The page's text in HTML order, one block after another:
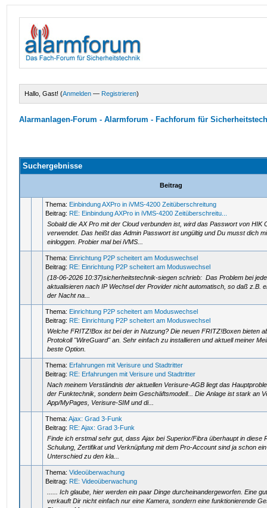
Hallo, Gast! (Anmelden — Registrieren)
Alarmanlagen-Forum - Alarmforum - Fachforum für
Suchergebnisse
Beitrag
Thema: Einbindung AXPro in iVMS-4200 Zeitüberschreitung
Beitrag: RE: Einbindung AXPro in iVMS-4200 Zeitüberschreitu...
Sobald die AX Pro mit der Cloud verbunden ist, wird das Passwort von HIK
verwendet. Das heißt das Admin Passwort ist ungültig und Du musst dich
einloggen. Probier mal bei iVMS...
Thema: Einrichtung P2P scheitert am Moduswechsel
Beitrag: RE: Einrichtung P2P scheitert am Moduswechsel
(18-06-2026 10:37)sicherheitstechnik-siegen schrieb: Das Problem bei
aktualisieren nach IP Wechsel der Provider nicht automatisch, so daß z.B.
der Nacht na...
Thema: Einrichtung P2P scheitert am Moduswechsel
Beitrag: RE: Einrichtung P2P scheitert am Moduswechsel
Welche FRITZ!Box ist bei der in Nutzung? Die neuen FRITZ!Boxen bieten
Protokoll "WireGuard" an. Sehr einfach zu installieren und aktuell meiner
beste Option.
Thema: Erfahrungen mit Verisure und Stadtritter
Beitrag: RE: Erfahrungen mit Verisure und Stadtritter
Nach meinem Verständnis der aktuellen Verisure-AGB liegt das
der Funktechnik, sondern beim Geschäftsmodell... Die Anlage ist stark an
App/MyPages, Verisure-SIM und di...
Thema:Ajax: Grad 3-Funk
Beitrag: RE: Ajax: Grad 3-Funk
Finde ich erstmal sehr gut, dass Ajax bei Superior/Fibra überhaupt in diese
Schulung, Zertifikat und Verknüpfung mit dem Pro-Account sind ja schon
Unterschied zu den kla...
Thema:Videoüberwachung
Beitrag: RE: Videoüberwachung
...... Ich glaube, hier werden ein paar Dinge durcheinandergeworfen. Eine
verkauft Dir nicht einfach nur eine Kamera, sondern eine funktionierende